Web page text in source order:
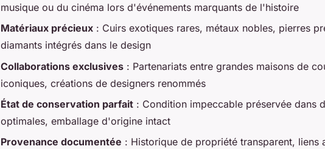
musique ou du cinéma lors d'événements marquants de l'histoire
Matériaux précieux : Cuirs exotiques rares, métaux nobles, pierres
diamants intégrés dans le design
Collaborations exclusives : Partenariats entre grandes maisons de
iconiques, créations de designers renommés
État de conservation parfait : Condition impeccable préservée dans
optimales, emballage d'origine intact
Provenance documentée : Historique de propriété transparent, liens